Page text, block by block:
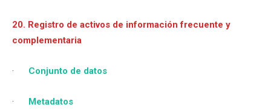
20. Registro de activos de información frecuente y
complementaria
· Conjunto de datos
· Metadatos